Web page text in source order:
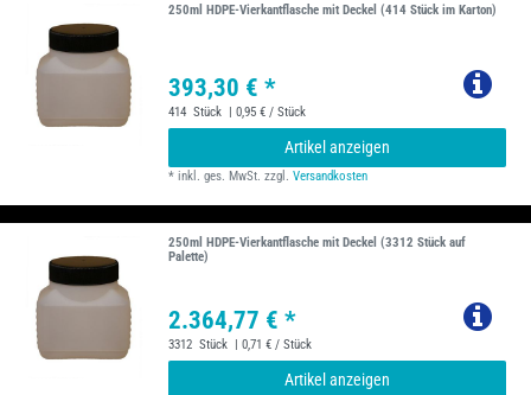
250ml HDPE-Vierkantflasche mit Deckel (414 Stück im Karton)
393,30 € *
414 Stück | 0,95 € / Stück
Artikel anzeigen
*inkl. ges. MwSt. zzgl.Versandkosten
250ml HDPE-Vierkantflasche mit Deckel (3312 Stück auf
Palette)
2.364,77 € *
3312 Stück | 0,71 € / Stück
Artikel anzeigen